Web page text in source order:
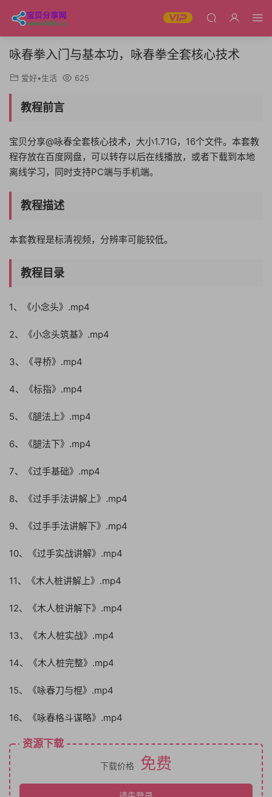
咏春拳入门与基本功，咏春拳全套核心技术
爱好•生活 625
教程前言
宝贝分享@咏春全套核心技术，大小1.71G，16个文件。本套教
程存放在百度网盘，可以转存以后在线播放，或者下载到本地
离线学习，同时支持PC端与手机端。
教程描述
本套教程是标清视频，分辨率可能较低。
教程目录
1、《小念头》.mp4
2、《小念头筑基》.mp4
3、《寻桥》.mp4
4、《标指》.mp4
5、《腿法上》.mp4
6、《腿法下》.mp4
7、《过手基础》.mp4
8、《过手手法讲解上》.mp4
9、《过手手法讲解下》.mp4
10、《过手实战讲解》.mp4
11、《木人桩讲解上》.mp4
12、《木人桩讲解下》.mp4
13、《木人桩实战》.mp4
14、《木人桩完整》.mp4
15、《咏春刀与棍》.mp4
16、《咏春格斗谋略》.mp4
资源下载
下载价格 免费